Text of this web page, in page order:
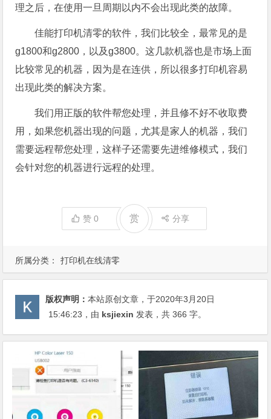
所属分类： 打印机在线清零
理之后，在使用一旦周期以内不会出现此类的故障。
佳能打印机清零的软件，我们比较全，最常见的是
g1800和g2800，以及g3800。这几款机器也是市场上面
比较常见的机器，因为是在连供，所以很多打印机容易
出现此类的解决方案。
我们用正版的软件帮您处理，并且修不好不收取费
用，如果您机器出现的问题，尤其是家人的机器，我们
需要远程帮您处理，这样子还需要先进维修模式，我们
会针对您的机器进行远程的处理。
赞0 赏 分享
版权声明：本站原创文章，于2020年3月20日
15:46:23 ，由 ksjiexin 发表，共 366 字。